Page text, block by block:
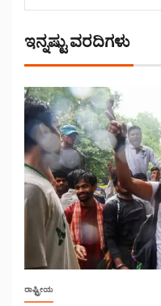
ಇನ್ನಷ್ಟು ವರದಿಗಳು
ರಾಷ್ಟ್ರೀಯ